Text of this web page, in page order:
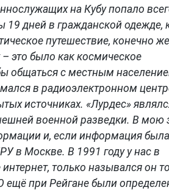
на Кубу попало
дней в гражданской одежде,
путешествие, конечно
это было как космическое
общаться с местным
в радиоэлектронном
источниках. «Лурдес»
военной разведки. В мою
и, если информация
в Москве. В 1991 году у нас в
только назывался он
при Рейгане были